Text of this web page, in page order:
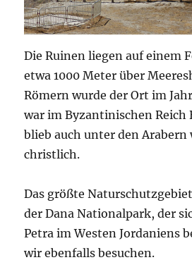
Die Ruinen liegen auf einem
etwa 1000 Meter über
Römern wurde der Ort im
war im Byzantinischen Reich
blieb auch unter den Arabern
christlich.
Das größte
der Dana Nationalpark, der
Petra im Westen Jordaniens
wir ebenfalls besuchen.